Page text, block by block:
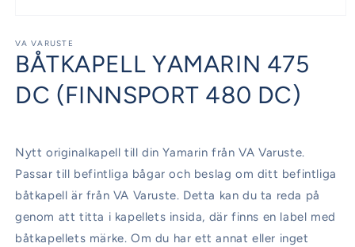
1
i
modalfönster
VA VARUSTE
BÅTKAPELL YAMARIN 475
DC (FINNSPORT 480 DC)
Nytt originalkapell till din Yamarin från VA Varuste.
Passar till befintliga bågar och beslag om ditt befintliga
båtkapell är från VA Varuste. Detta kan du ta reda på
genom att titta i kapellets insida, där finns en label med
båtkapellets märke. Om du har ett annat eller inget